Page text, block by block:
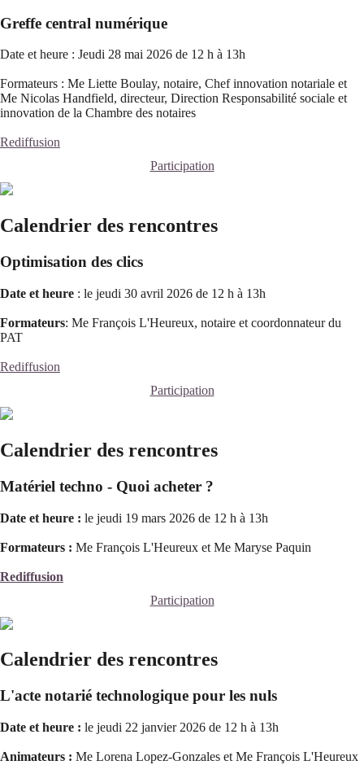
Greffe central numérique
Date et heure : Jeudi 28 mai 2026 de 12 h à 13h
Formateurs : Me Liette Boulay, notaire, Chef innovation notariale et
Me Nicolas Handfield, directeur, Direction Responsabilité sociale et
innovation de la Chambre des notaires
Rediffusion
Participation
Calendrier des rencontres
Optimisation des clics
Date et heure : le jeudi 30 avril 2026 de 12 h à 13h
Formateurs: Me François L'Heureux, notaire et coordonnateur du
PAT
Rediffusion
Participation
Calendrier des rencontres
Matériel techno - Quoi acheter ?
Date et heure : le jeudi 19 mars 2026 de 12 h à 13h
Formateurs : Me François L'Heureux et Me Maryse Paquin
Rediffusion
Participation
Calendrier des rencontres
L'acte notarié technologique pour les nuls
Date et heure : le jeudi 22 janvier 2026 de 12 h à 13h
Animateurs : Me Lorena Lopez-Gonzales et Me François L'Heureux